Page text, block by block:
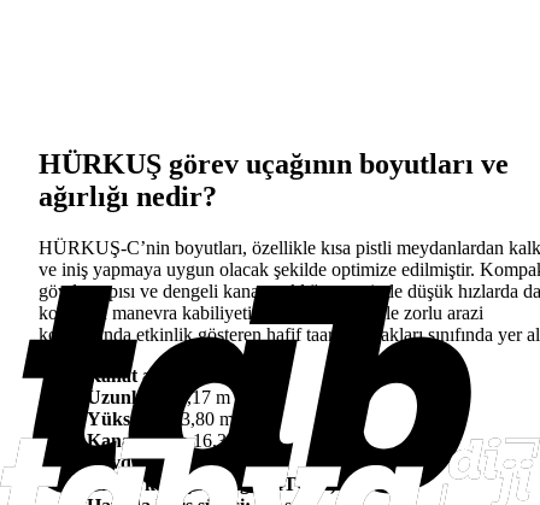
HÜRKUŞ görev uçağının boyutları ve
ağırlığı nedir?
HÜRKUŞ-C’nin boyutları, özellikle kısa pistli meydanlardan
ve iniş yapmaya uygun olacak şekilde optimize edilmiştir.
gövde yapısı ve dengeli kanat açıklığı sayesinde düşük hızlarda
kontrollü manevra kabiliyeti sağlar. Bu yönüyle zorlu arazi
koşullarında etkinlik gösteren hafif taarruz uçakları sınıfında yer
Kanat açıklığı:
Uzunluk:
11,17 m
Yükseklik:
3,80 m
Kanat alanı:16,30 m²
Gövde uzunluğu:
10,8 m
Azami kalkış ağırlığı (MTOW):4.530 kg